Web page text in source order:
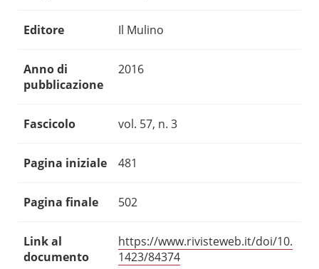
Editore Il Mulino
Anno di
pubblicazione
2016
Fascicolo vol. 57, n. 3
Pagina iniziale 481
Pagina finale 502
Link al
documento
https://www.rivisteweb.it/doi/10.
1423/84374